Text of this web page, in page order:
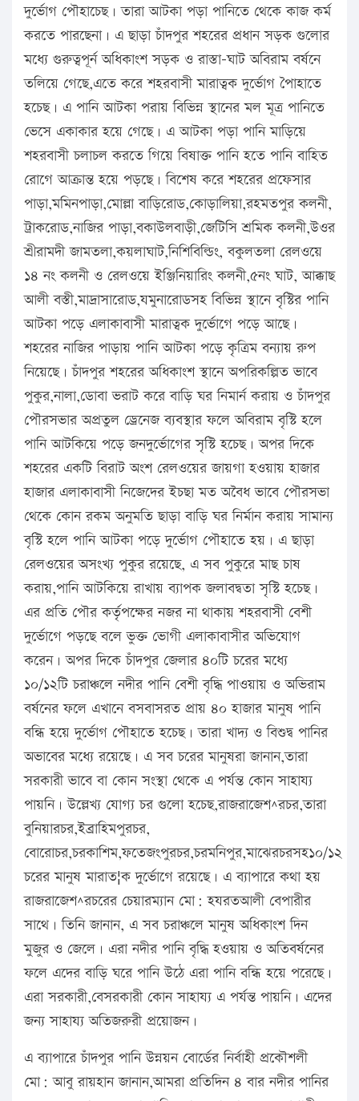
দুর্ভোগ পৌহাচেছ। তারা আটকা পড়া পানিতে থেকে কাজ কর্ম
করতে পারছেনা। এ ছাড়া চাঁদপুর শহরের প্রধান সড়ক গুলোর
মধ্যে গুরুত্বপূর্ন অধিকাংশ সড়ক ও রাস্তা-ঘাট অবিরাম বর্ষনে
তলিয়ে গেছে,এতে করে শহরবাসী মারাত্বক দুর্ভোগ পৈাহাতে
হচেছ। এ পানি আটকা পরায় বিভিন্ন স্থানের মল মূত্র পানিতে
ভেসে একাকার হয়ে গেছে। এ আটকা পড়া পানি মাড়িয়ে
শহরবাসী চলাচল করতে গিয়ে বিষাক্ত পানি হতে পানি বাহিত
রোগে আক্রান্ত হয়ে পড়ছে। বিশেষ করে শহরের প্রফেসার
পাড়া,মমিনপাড়া,মোল্লা বাড়িরোড,কোড়ালিয়া,রহমতপুর কলনী,
ট্রাকরোড,নাজির পাড়া,বকাউলবাড়ী,জেটিসি শ্রমিক কলনী,উওর
শ্রীরামদী জামতলা,কয়লাঘাট,নিশিবিল্ডিং, বকুলতলা রেলওয়ে
১৪ নং কলনী ও রেলওয়ে ইঞ্জিনিয়ারিং কলনী,৫নং ঘাট, আক্কাছ
আলী বস্তী,মাদ্রাসারোড,যমুনারোডসহ বিভিন্ন স্থানে বৃস্টির পানি
আটকা পড়ে এলাকাবাসী মারাত্বক দুর্ভোগে পড়ে আছে।
শহরের নাজির পাড়ায় পানি আটকা পড়ে কৃত্রিম বন্যায় রুপ
নিয়েছে। চাঁদপুর শহরের অধিকাংশ স্থানে অপরিকল্পিত ভাবে
পুকুর,নালা,ডোবা ভরাট করে বাড়ি ঘর নিমার্ন করায় ও চাঁদপুর
পৌরসভার অপ্রতুল ড্রেনেজ ব্যবস্থার ফলে অবিরাম বৃস্টি হলে
পানি আটকিয়ে পড়ে জনদুর্ভোগের সৃস্টি হচেছ। অপর দিকে
শহরের একটি বিরাট অংশ রেলওয়ের জায়গা হওয়ায় হাজার
হাজার এলাকাবাসী নিজেদের ইচছা মত অবৈধ ভাবে পৌরসভা
থেকে কোন রকম অনুমতি ছাড়া বাড়ি ঘর নির্মান করায় সামান্য
বৃস্টি হলে পানি আটকা পড়ে দুর্ভোগ পৌহাতে হয়। এ ছাড়া
রেলওয়ের অসংখ্য পুকুর রয়েছে, এ সব পুকুরে মাছ চাষ
করায়,পানি আটকিয়ে রাখায় ব্যাপক জলাবদ্বতা সৃস্টি হচেছ।
এর প্রতি পৌর কর্তৃপক্ষের নজর না থাকায় শহরবাসী বেশী
দুর্ভোগে পড়ছে বলে ভুক্ত ভোগী এলাকাবাসীর অভিযোগ
করেন। অপর দিকে চাঁদপুর জেলার ৪০টি চরের মধ্যে
১০/১২টি চরাঞ্চলে নদীর পানি বেশী বৃদ্ধি পাওয়ায় ও অভিরাম
বর্ষনের ফলে এখানে বসবাসরত প্রায় ৪০ হাজার মানুষ পানি
বন্ধি হয়ে দুর্ভোগ পৌহাতে হচেছ। তারা খাদ্য ও বিশুদ্ব পানির
অভাবের মধ্যে রয়েছে। এ সব চরের মানুষরা জানান,তারা
সরকারী ভাবে বা কোন সংস্থা থেকে এ পর্যন্ত কোন সাহায্য
পায়নি। উল্লেখ্য যোগ্য চর গুলো হচেছ,রাজরাজেশ^রচর,তারা
বুনিয়ারচর,ইব্রাহিমপুরচর,
বোরোচর,চরকাশিম,ফতেজংপুরচর,চরমনিপুর,মাঝেরচরসহ১০/১২
চরের মানুষ মারাত¦ক দুর্ভোগে রয়েছে। এ ব্যাপারে কথা হয়
রাজরাজেশ^রচরের চেয়ারম্যান মো: হযরতআলী বেপারীর
সাথে। তিনি জানান, এ সব চরাঞ্চলে মানুষ অধিকাংশ দিন
মুজুর ও জেলে। এরা নদীর পানি বৃদ্ধি হওয়ায় ও অতিবর্ষনের
ফলে এদের বাড়ি ঘরে পানি উঠে এরা পানি বন্ধি হয়ে পরেছে।
এরা সরকারী,বেসরকারী কোন সাহায্য এ পর্যন্ত পায়নি। এদের
জন্য সাহায্য অতিজরুরী প্রয়োজন।
এ ব্যাপারে চাঁদপুর পানি উন্নয়ন বোর্ডের নির্বাহী প্রকৌশলী
মো: আবু রায়হান জানান,আমরা প্রতিদিন ৪ বার নদীর পানির